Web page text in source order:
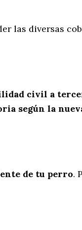
las diversas
civil a
según la
de tu perro.